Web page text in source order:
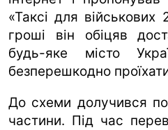
«Таксі для
гроші він обіцяв
будь-яке місто
безперешкодно
До схеми долучився
частини. Під час